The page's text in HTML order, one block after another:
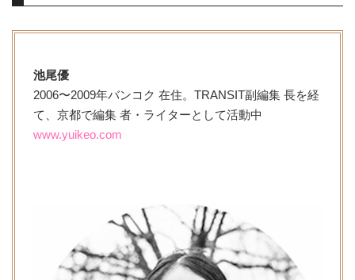
池尾優
2006〜2009年バンコク 在住。TRANSIT副編集 長を経
て、京都で編集 者・ライターとして活動中
www.yuikeo.com